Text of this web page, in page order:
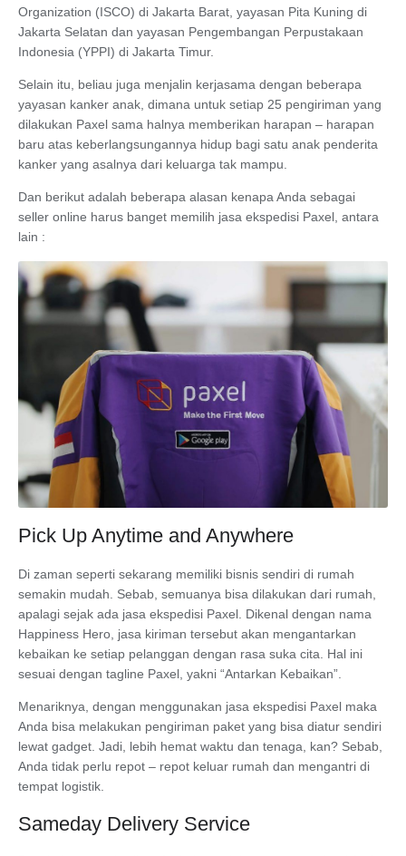
Organization (ISCO) di Jakarta Barat, yayasan Pita Kuning di
Jakarta Selatan dan yayasan Pengembangan Perpustakaan
Indonesia (YPPI) di Jakarta Timur.
Selain itu, beliau juga menjalin kerjasama dengan beberapa
yayasan kanker anak, dimana untuk setiap 25 pengiriman yang
dilakukan Paxel sama halnya memberikan harapan – harapan
baru atas keberlangsungannya hidup bagi satu anak penderita
kanker yang asalnya dari keluarga tak mampu.
Dan berikut adalah beberapa alasan kenapa Anda sebagai
seller online harus banget memilih jasa ekspedisi Paxel, antara
lain :
Pick Up Anytime and Anywhere
Di zaman seperti sekarang memiliki bisnis sendiri di rumah
semakin mudah. Sebab, semuanya bisa dilakukan dari rumah,
apalagi sejak ada jasa ekspedisi Paxel. Dikenal dengan nama
Happiness Hero, jasa kiriman tersebut akan mengantarkan
kebaikan ke setiap pelanggan dengan rasa suka cita. Hal ini
sesuai dengan tagline Paxel, yakni “Antarkan Kebaikan”.
Menariknya, dengan menggunakan jasa ekspedisi Paxel maka
Anda bisa melakukan pengiriman paket yang bisa diatur sendiri
lewat gadget. Jadi, lebih hemat waktu dan tenaga, kan? Sebab,
Anda tidak perlu repot – repot keluar rumah dan mengantri di
tempat logistik.
Sameday Delivery Service